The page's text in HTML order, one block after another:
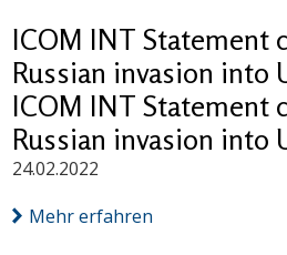
ICOM INT Statement
Russian invasion into
ICOM INT Statement
Russian invasion into
24.02.2022
Mehr erfahren